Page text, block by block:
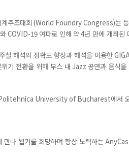
주조대회 (World Foundry Congress)는
COVID-19 여파로 인해 약4년 만에 개최된
철 해석의 정확도 향상과 해석을 이용한
기 전환을 위해 부스 내 Jazz 공연과 음식을
University of Bucharest에서 오
만나 뵙기를 희망하며 항상 노력하는